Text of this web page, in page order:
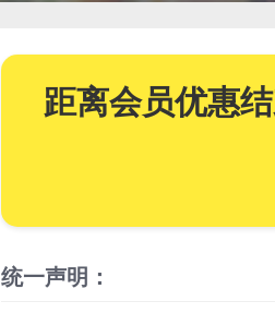
距离会员优惠
统一声明：